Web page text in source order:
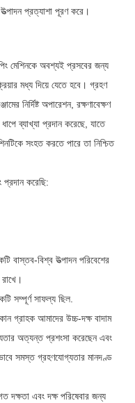
প্রত্যাশা পূরণ করে।
মেশিনকে অবশ্যই প্রসবের জন্য
মধ্য দিয়ে যেতে হবে। গ্রহণ
নির্দিষ্ট অপারেশন, রক্ষণাবেক্ষণ
ধাপে ব্যাখ্যা প্রদান করেছে, যাতে
সংহত করতে পারে তা নিশ্চিত
করেছি:
বাস্তব-বিশ্ব উত্পাদন পরিবেশের
সম্পূর্ণ সাফল্য ছিল.
গ্রাহক আমাদের উচ্চ-দক্ষ বাদাম
অত্যন্ত প্রশংসা করেছেন এবং
সমস্ত গ্রহণযোগ্যতার মানদণ্ড
দক্ষতা এবং দক্ষ পরিষেবার জন্য